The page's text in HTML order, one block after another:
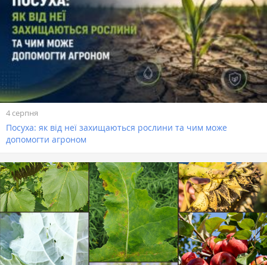
4 серпня
Посуха: як від неї захищаються рослини та чим може
допомогти агроном